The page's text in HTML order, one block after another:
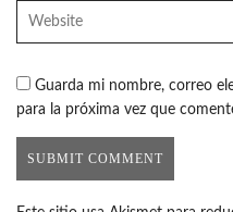
Guarda mi nombre, correo
para la próxima vez que